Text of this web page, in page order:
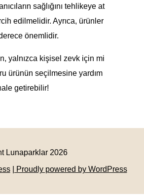
sağlığını tehlikeye at
edilmelidir. Ayrıca, ürünler
önemlidir.
yalnızca kişisel zevk için mi
ürünün seçilmesine yardım
getirebilir!
Lunaparklar 2026
| Proudly powered by WordPress